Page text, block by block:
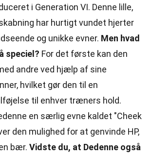
i Generation VI. Denne lille,
har hurtigt vundet hjerter
og unikke evner. Men hvad
speciel? For det første kan den
andre ved hjælp af sine
hvilket gør den til en
til enhver træners hold.
en særlig evne kaldet "Cheek
den mulighed for at genvinde HP,
bær. Vidste du, at Dedenne også